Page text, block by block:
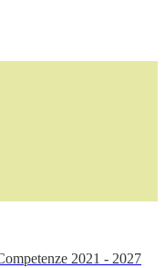
2021 - 2027